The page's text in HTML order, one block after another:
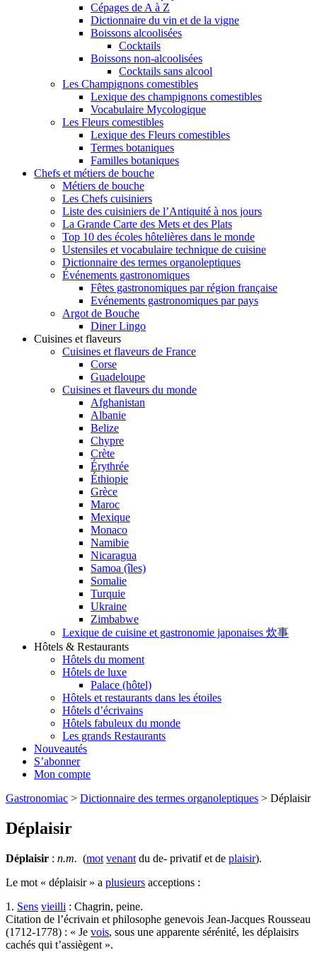
Cépages de A à Z
Dictionnaire du vin et de la vigne
Boissons alcoolisées
Cocktails
Boissons non-alcoolisées
Cocktails sans alcool
Les Champignons comestibles
Lexique des champignons comestibles
Vocabulaire Mycologique
Les Fleurs comestibles
Lexique des Fleurs comestibles
Termes botaniques
Familles botaniques
Chefs et métiers de bouche
Métiers de bouche
Les Chefs cuisiniers
Liste des cuisiniers de l’Antiquité à nos jours
La Grande Carte des Mets et des Plats
Top 10 des écoles hôtelières dans le monde
Ustensiles et vocabulaire technique de cuisine
Dictionnaire des termes organoleptiques
Événements gastronomiques
Fêtes gastronomiques par région française
Evénements gastronomiques par pays
Argot de Bouche
Diner Lingo
Cuisines et flaveurs
Cuisines et flaveurs de France
Corse
Guadeloupe
Cuisines et flaveurs du monde
Afghanistan
Albanie
Belize
Chypre
Crète
Érythrée
Éthiopie
Grèce
Maroc
Mexique
Monaco
Namibie
Nicaragua
Samoa (îles)
Somalie
Turquie
Ukraine
Zimbabwe
Lexique de cuisine et gastronomie japonaises 炊事
Hôtels & Restaurants
Hôtels du moment
Hôtels de luxe
Palace (hôtel)
Hôtels et restaurants dans les étoiles
Hôtels d’écrivains
Hôtels fabuleux du monde
Les grands Restaurants
Nouveautés
S’abonner
Mon compte
Gastronomiac > Dictionnaire des termes organoleptiques > Déplaisir
Déplaisir
Déplaisir : n.m. (mot venant du de- privatif et de plaisir).
Le mot « déplaisir » a plusieurs acceptions :
1. Sens vieilli : Chagrin, peine.
Citation de l’écrivain et philosophe genevois Jean-Jacques Rousseau
(1712-1778) : « Je vois, sous une apparente sérénité, les déplaisirs
cachés qui t’assiègent ».